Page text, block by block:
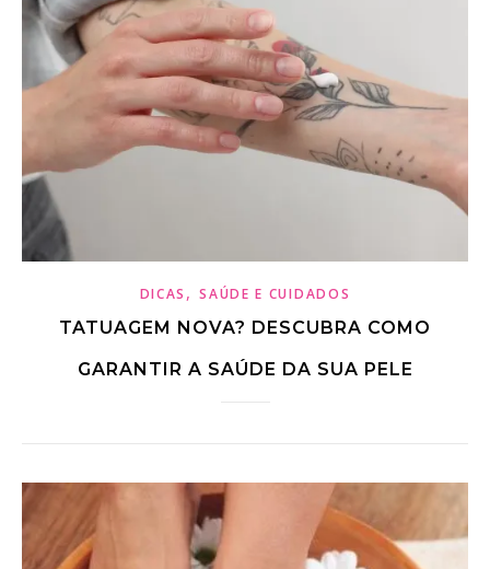
DICAS ,SAÚDE E CUIDADOS
TATUAGEM NOVA? DESCUBRA COMO
GARANTIR A SAÚDE DA SUA PELE